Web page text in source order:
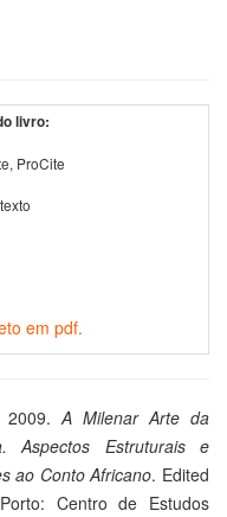
livro:
ProCite
em pdf.
2009. A Milenar Arte da
Aspectos Estruturais e
ao Conto Africano. Edited
Centro de Estudos